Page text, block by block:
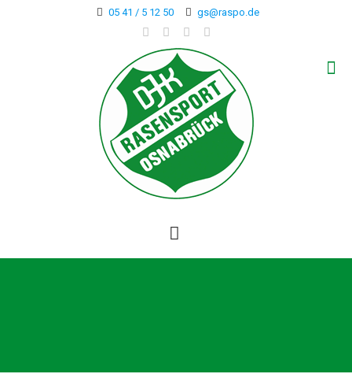
05 41 / 5 12 50 gs@raspo.de